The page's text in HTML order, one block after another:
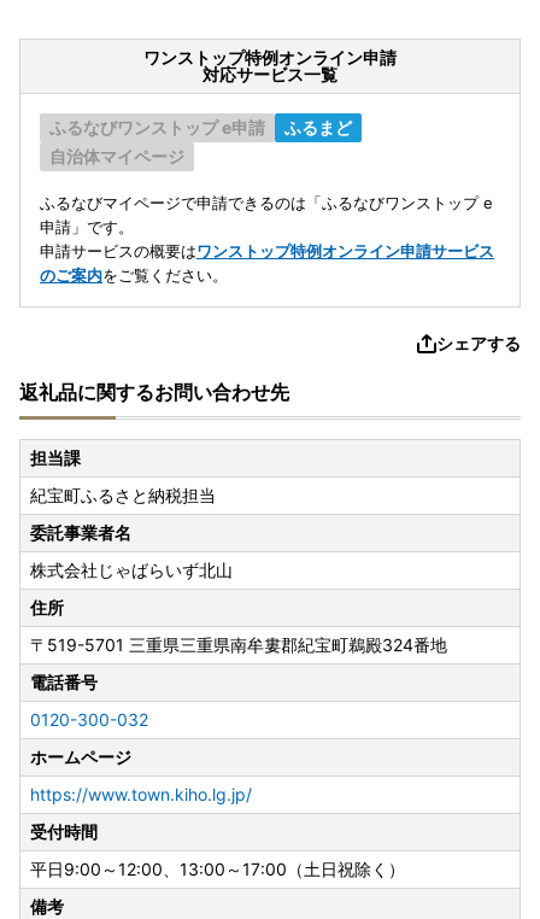
ワンストップ特例オンライン申請
対応サービス一覧
ふるなびワンストップ e申請
ふるまど
自治体マイページ
ふるなびマイページで申請できるのは「ふるなびワンストップ e
申請」です。
申請サービスの概要はワンストップ特例オンライン申請サービス
のご案内をご覧ください。
シェアする
返礼品に関するお問い合わせ先
担当課
紀宝町ふるさと納税担当
委託事業者名
株式会社じゃばらいず北山
住所
〒519-5701 三重県三重県南牟婁郡紀宝町鵜殿324番地
電話番号
0120-300-032
ホームページ
https://www.town.kiho.lg.jp/
受付時間
平日9:00～12:00、13:00～17:00（土日祝除く）
備考